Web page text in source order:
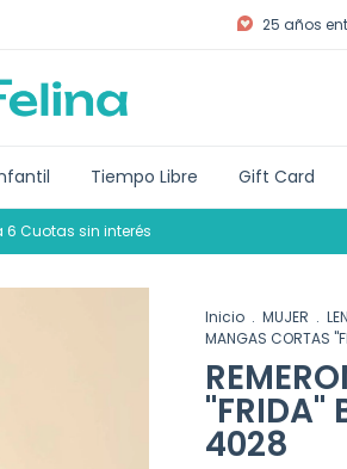
25 años
Tiempo Libre Gift Card
6 Cuotas sin interés
Inicio . MUJER .
MANGAS CORTAS
"FRIDA"
4028